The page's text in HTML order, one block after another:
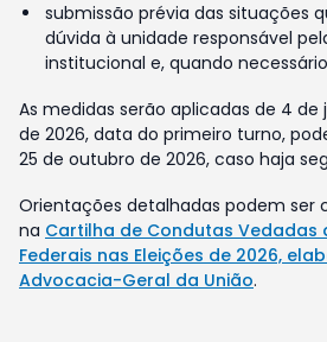
submissão prévia das situações
dúvida à unidade responsável
institucional e, quando
As medidas serão aplicadas de 4
de 2026, data do primeiro turno,
25 de outubro de 2026, caso haja
Orientações detalhadas podem ser
na Cartilha de Condutas Vedadas
Federais nas Eleições de 2026,
Advocacia-Geral da União.